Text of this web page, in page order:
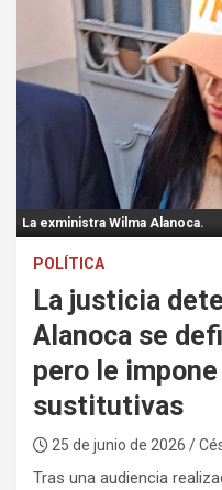
e
n
La exministra Wilma Alanoca.
POLÍTICA
La justicia
Alanoca se
pero le
sustitutivas
25 de junio de 2026 /
Tras una audiencia